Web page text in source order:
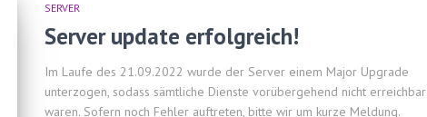
SERVER
Server update erfolgreich!
Im Laufe des 21.09.2022 wurde der Server einem Major Upgrade
unterzogen, sodass sämtliche Dienste vorübergehend nicht erreichbar
waren. Sofern noch Fehler auftreten, bitte wir um kurze Meldung.